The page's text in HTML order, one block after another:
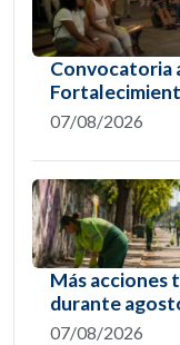
Convocatoria
07/08/2026
Más acciones
durante
07/08/2026